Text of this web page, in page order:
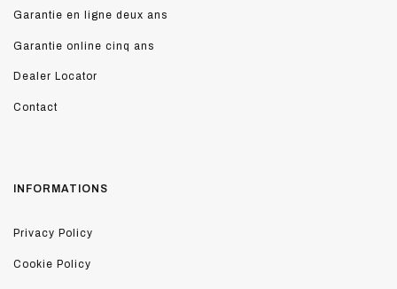
Garantie en ligne deux ans
Garantie online cinq ans
Dealer Locator
Contact
INFORMATIONS
Privacy Policy
Cookie Policy